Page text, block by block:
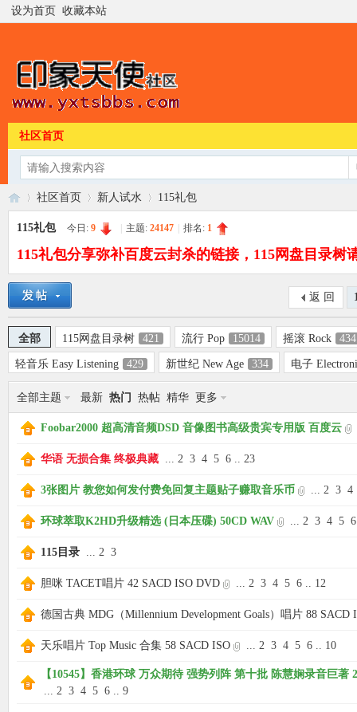
设为首页 收藏本站
社区首页
社区首页 新人试水 115礼包
115礼包 今日: 9 主题: 24147 排名: 1
115礼包分享弥补百度云封杀的链接，115网盘目录树
返 回
全部 115网盘目录树 421 流行 Pop 15014 摇滚 Rock 434
轻音乐 Easy Listening 429 新世纪 New Age 334 电子
全部主题 最新 热门 热帖 精华 更多
Foobar2000 超高清音频DSD 音像图书高级贵宾专用版 百度云
华语 无损合集 终极典藏 ... 2 3 4 5 6 .. 23
3张图片 教您如何发付费免回复主题贴子赚取音乐币 ... 2 3 4
环球萃取K2HD升级精选 (日本压碟) 50CD WAV ... 2 3 4 5 6
115目录 ... 2 3
胆咪 TACET唱片 42 SACD ISO DVD ... 2 3 4 5 6 .. 12
德国古典 MDG（Millennium Development Goals）唱片 88 SACD
天乐唱片 Top Music 合集 58 SACD ISO ... 2 3 4 5 6 .. 10
【10545】香港环球 万众期待 强势列阵 第十批 陈慧娴录音巨著
... 2 3 4 5 6 .. 9